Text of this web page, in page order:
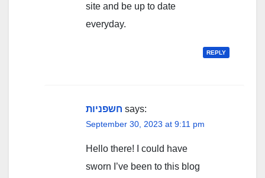
site and be up to date
everyday.
REPLY
חשפניות says:
September 30, 2023 at 9:11 pm
Hello there! I could have
sworn I’ve been to this blog